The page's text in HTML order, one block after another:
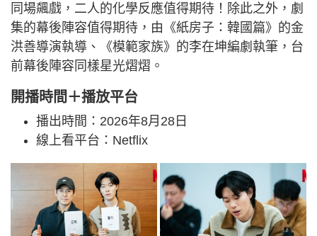
同場飆戲，二人的化學反應值得期待！除此之外，劇
集的幕後陣容值得期待，由《紙房子：韓國篇》的金
洪善導演執導、《模範家族》的李在坤編劇執筆，台
前幕後陣容同樣星光熠熠。
開播時間＋播放平台
播出時間：2026年8月28日
線上看平台：Netflix